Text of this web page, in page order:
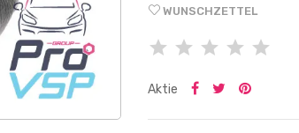
WUNSCHZETTEL
Aktie